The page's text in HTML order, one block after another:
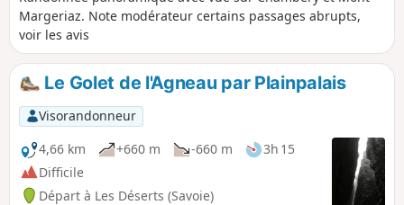
Margeriaz. Note modérateur certains passages abrupts,
voir les avis
Le Golet de l'Agneau par Plainpalais
Visorandonneur
4,66 km
+660 m -660 m
3h 15
Difficile
Départ à Les Déserts (Savoie)